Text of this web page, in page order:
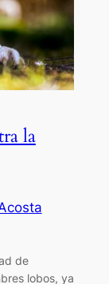
la
de
lobos, ya